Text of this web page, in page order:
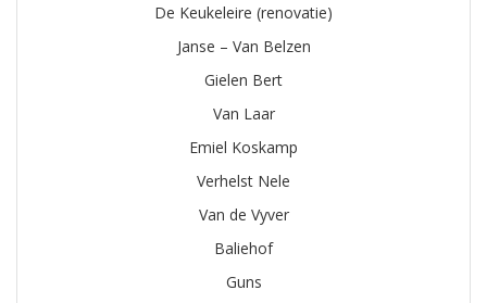
De Keukeleire (renovatie)
Janse – Van Belzen
Gielen Bert
Van Laar
Emiel Koskamp
Verhelst Nele
Van de Vyver
Baliehof
Guns